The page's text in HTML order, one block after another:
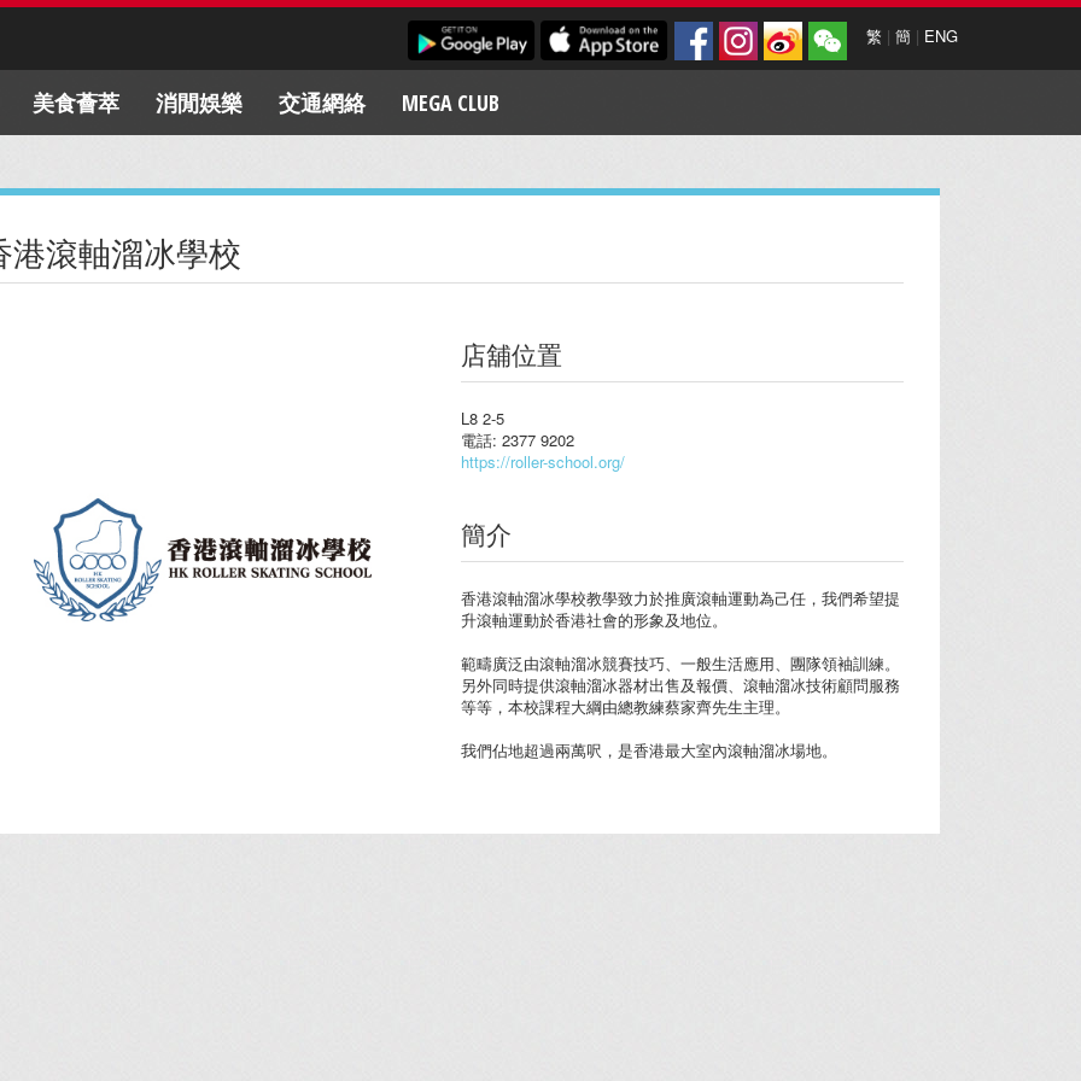
繁 | 簡 | ENG
美食薈萃 消閒娛樂 交通網絡 MEGA CLUB
港滾軸溜冰學校
店舖位置
L8 2-5
電話: 2377 9202
https://roller-school.org/
簡介
香港滾軸溜冰學校教學致力於推廣滾軸運動為己任，我們希望提
升滾軸運動於香港社會的形象及地位。
範疇廣泛由滾軸溜冰競賽技巧、一般生活應用、團隊領袖訓練。
另外同時提供滾軸溜冰器材出售及報價、滾軸溜冰技術顧問服務
等等，本校課程大綱由總教練蔡家齊先生主理。
我們佔地超過兩萬呎，是香港最大室內滾軸溜冰場地。